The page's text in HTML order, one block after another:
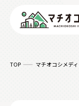
TOP マチオコシメデ